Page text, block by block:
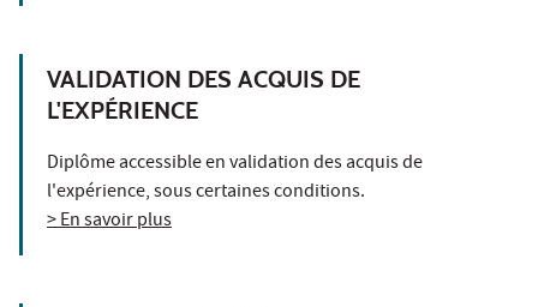
VALIDATION DES ACQUIS DE
L'EXPÉRIENCE
Diplôme accessible en validation des acquis de
l'expérience, sous certaines conditions.
> En savoir plus